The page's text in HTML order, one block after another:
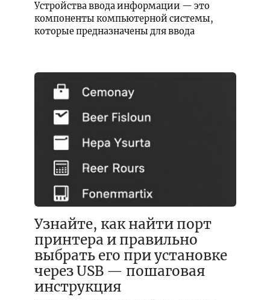
Устройства ввода информации — это
компоненты компьютерной системы,
которые предназначены для ввода
Узнайте, как найти порт
принтера и правильно
выбрать его при установке
через USB — пошаговая
инструкция